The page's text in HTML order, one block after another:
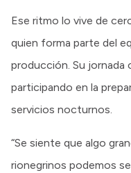
Ese ritmo lo vive de
quien forma parte del
producción. Su jornada
participando en la
servicios nocturnos.
“Se siente que algo
rionegrinos podemos